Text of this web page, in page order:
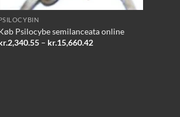
Psilocybe semilanceata online
2,340.55 – kr.15,660.42Prisinterval: